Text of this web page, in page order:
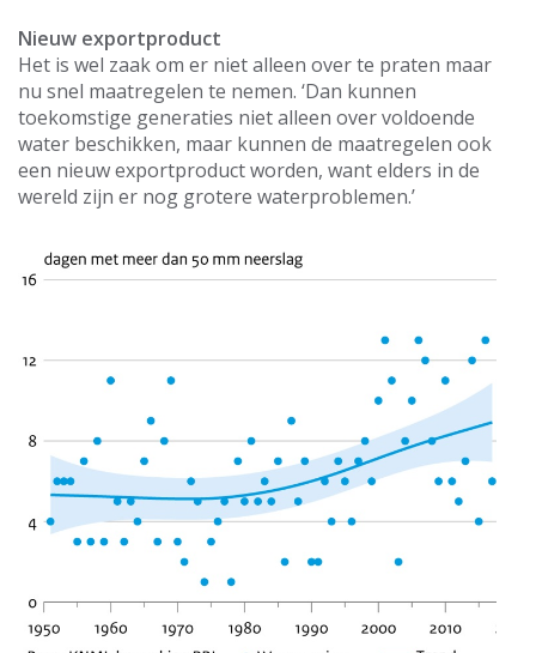
Nieuw exportproduct
Het is wel zaak om er niet alleen over te praten maar
nu snel maatregelen te nemen. ‘Dan kunnen
toekomstige generaties niet alleen over voldoende
water beschikken, maar kunnen de maatregelen ook
een nieuw exportproduct worden, want elders in de
wereld zijn er nog grotere waterproblemen.’